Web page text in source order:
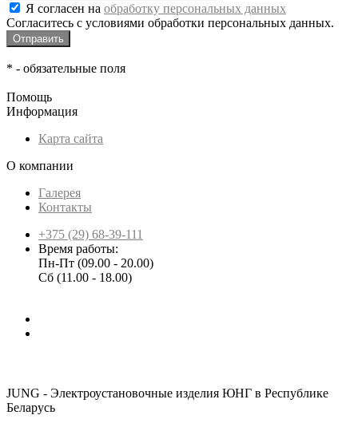
Я согласен на обработку персональных данных
Согласитесь с условиями обработки персональных данных.
* - обязательные поля
Помощь
Информация
Карта сайта
О компании
Галерея
Контакты
+375 (29) 68-39-111
Время работы:
Пн-Пт (09.00 - 20.00)
Сб (11.00 - 18.00)
JUNG - Электроустановочные изделия ЮНГ в Республике
Беларусь